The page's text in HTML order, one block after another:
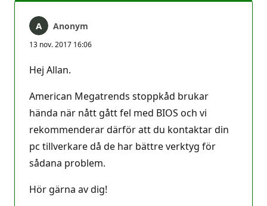
Anonym
13 nov. 2017 16:06
Hej Allan.
American Megatrends stoppkåd brukar
hända när nått gått fel med BIOS och vi
rekommenderar därför att du kontaktar din
pc tillverkare då de har bättre verktyg för
sådana problem.
Hör gärna av dig!